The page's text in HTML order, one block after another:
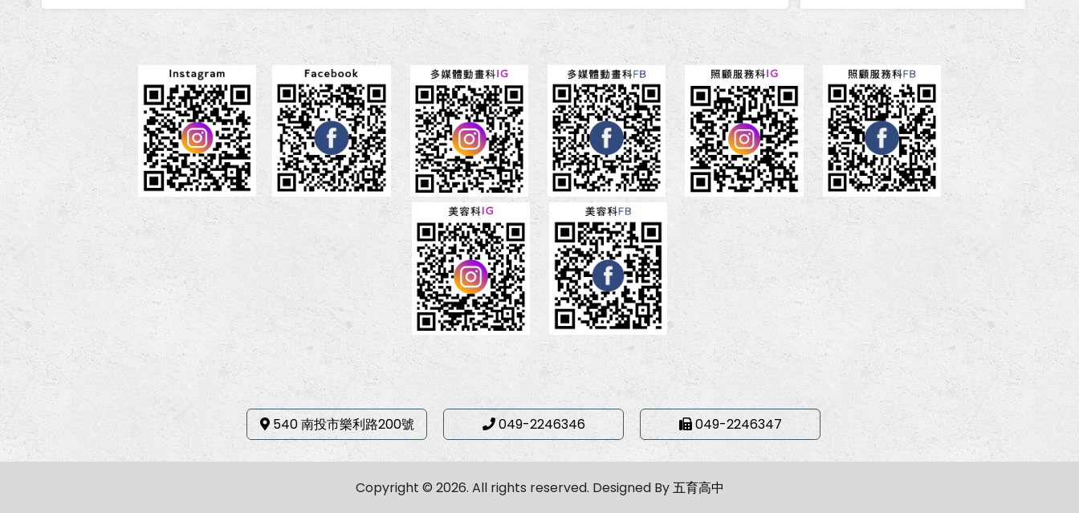
540 南投市樂利路200號 049-2246346 049-2246347
Copyright © 2026. All rights reserved. Designed By五育高中